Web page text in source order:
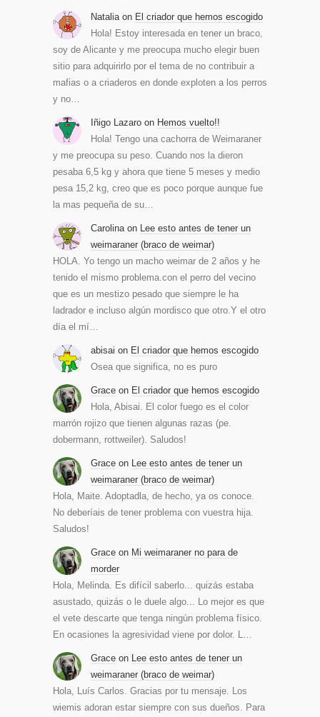
Natalia on El criador que hemos escogido
Hola! Estoy interesada en tener un braco,
soy de Alicante y me preocupa mucho elegir buen
sitio para adquirirlo por el tema de no contribuir a
mafias o a criaderos en donde exploten a los perros
y no…
Iñigo Lazaro on Hemos vuelto!!
Hola! Tengo una cachorra de Weimaraner
y me preocupa su peso. Cuando nos la dieron
pesaba 6,5 kg y ahora que tiene 5 meses y medio
pesa 15,2 kg, creo que es poco porque aunque fue
la mas pequeña de su…
Carolina on Lee esto antes de tener un
weimaraner (braco de weimar)
HOLA. Yo tengo un macho weimar de 2 años y he
tenido el mismo problema.con el perro del vecino
que es un mestizo pesado que siempre le ha
ladrador e incluso algún mordisco que otro.Y el otro
día el mí…
abisai on El criador que hemos escogido
Osea que significa, no es puro
Grace on El criador que hemos escogido
Hola, Abisai. El color fuego es el color
marrón rojizo que tienen algunas razas (pe.
dobermann, rottweiler). Saludos!
Grace on Lee esto antes de tener un
weimaraner (braco de weimar)
Hola, Maite. Adoptadla, de hecho, ya os conoce.
No deberíais de tener problema con vuestra hija.
Saludos!
Grace on Mi weimaraner no para de
morder
Hola, Melinda. Es difícil saberlo... quizás estaba
asustado, quizás o le duele algo... Lo mejor es que
el vete descarte que tenga ningún problema físico.
En ocasiones la agresividad viene por dolor. L…
Grace on Lee esto antes de tener un
weimaraner (braco de weimar)
Hola, Luís Carlos. Gracias por tu mensaje. Los
wiemis adoran estar siempre con sus dueños. Para